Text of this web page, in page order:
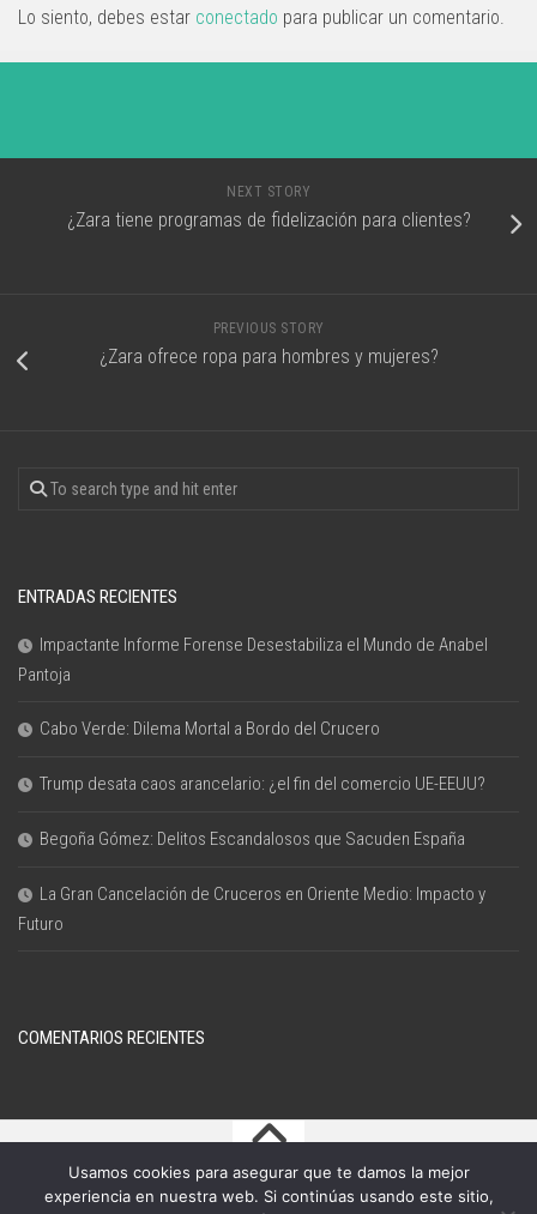
Lo siento, debes estar conectado para publicar un comentario.
NEXT STORY
¿Zara tiene programas de fidelización para clientes?
PREVIOUS STORY
¿Zara ofrece ropa para hombres y mujeres?
ENTRADAS RECIENTES
Impactante Informe Forense Desestabiliza el Mundo de Anabel
Pantoja
Cabo Verde: Dilema Mortal a Bordo del Crucero
Trump desata caos arancelario: ¿el fin del comercio UE-EEUU?
Begoña Gómez: Delitos Escandalosos que Sacuden España
La Gran Cancelación de Cruceros en Oriente Medio: Impacto y
Futuro
COMENTARIOS RECIENTES
blog the dreams © 2026. All Rights Reserved.
Usamos cookies para asegurar que te damos la mejor
experiencia en nuestra web. Si continúas usando este sitio,